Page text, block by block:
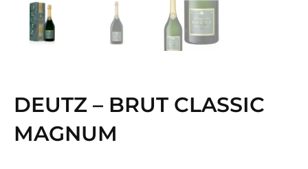
DEUTZ – BRUT CLASSIC
MAGNUM